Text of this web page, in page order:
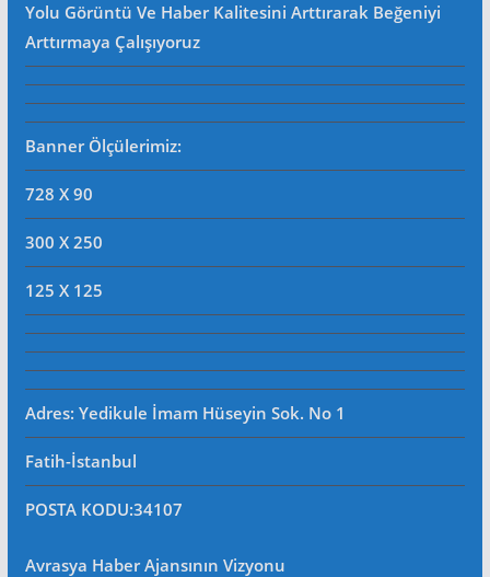
Yolu Görüntü Ve Haber Kalitesini Arttırarak Beğeniyi
Arttırmaya Çalışıyoruz
Banner Ölçülerimiz:
728 X 90
300 X 250
125 X 125
Adres: Yedikule İmam Hüseyin Sok. No 1
Fatih-İstanbul
POSTA KODU:34107
Avrasya Haber Ajansının Vizyonu